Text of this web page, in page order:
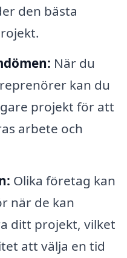
den bästa
När du
kan du
projekt för att
arbete och
Olika företag kan
när de kan
ditt projekt, vilket
att välja en tid